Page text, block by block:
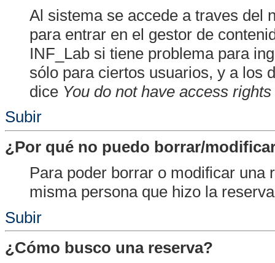
Al sistema se accede a traves del
para entrar en el gestor de
INF_Lab si tiene problema para
sólo para ciertos usuarios, y a los
dice You do not have access
Subir
¿Por qué no puedo borrar/
Para poder borrar o modificar una
misma persona que hizo la
Subir
¿Cómo busco una reserva?